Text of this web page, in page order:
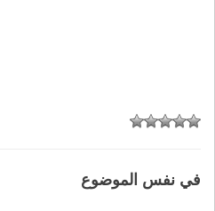
في نفس الموضوع